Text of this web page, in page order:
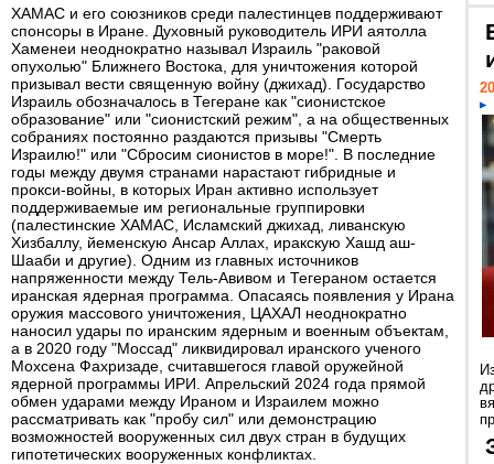
ХАМАС и его союзников среди палестинцев поддерживают
спонсоры в Иране. Духовный руководитель ИРИ аятолла
Хаменеи неоднократно называл Израиль "раковой
опухолью" Ближнего Востока, для уничтожения которой
призывал вести священную войну (джихад). Государство
Израиль обозначалось в Тегеране как "сионистское
образование" или "сионистский режим", а на общественных
собраниях постоянно раздаются призывы "Смерть
Израилю!" или "Сбросим сионистов в море!". В последние
годы между двумя странами нарастают гибридные и
прокси-войны, в которых Иран активно использует
поддерживаемые им региональные группировки
(палестинские ХАМАС, Исламский джихад, ливанскую
Хизбаллу, йеменскую Ансар Аллах, иракскую Хашд аш-
Шааби и другие). Одним из главных источников
напряженности между Тель-Авивом и Тегераном остается
иранская ядерная программа. Опасаясь появления у Ирана
оружия массового уничтожения, ЦАХАЛ неоднократно
наносил удары по иранским ядерным и военным объектам,
а в 2020 году "Моссад" ликвидировал иранского ученого
Мохсена Фахризаде, считавшегося главой оружейной
ядерной программы ИРИ. Апрельский 2024 года прямой
обмен ударами между Ираном и Израилем можно
рассматривать как "пробу сил" или демонстрацию
возможностей вооруженных сил двух стран в будущих
гипотетических вооруженных конфликтах.